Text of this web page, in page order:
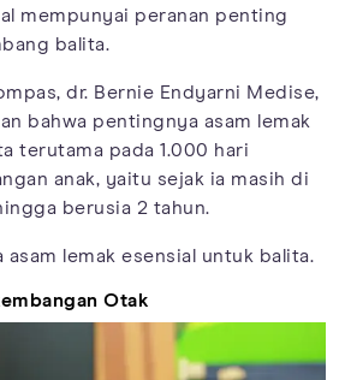
mempunyai peranan penting
balita.
dr. Bernie Endyarni Medise,
bahwa pentingnya asam lemak
terutama pada 1.000 hari
anak, yaitu sejak ia masih di
berusia 2 tahun.
lemak esensial untuk balita.
Otak